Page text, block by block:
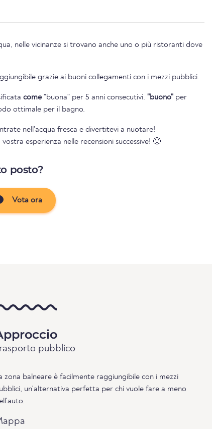
nelle vicinanze si trovano anche uno o più ristoranti dove
grazie ai buoni collegamenti con i mezzi pubblici.
come "buona" per 5 anni consecutivi. "buono" per
ottimale per il bagno.
nell'acqua fresca e divertitevi a nuotare!
esperienza nelle recensioni successive! 🙂
posto?
Vota ora
Trasporto pubblico
zona balneare è facilmente raggiungibile con i mezzi
un'alternativa perfetta per chi vuole fare a meno